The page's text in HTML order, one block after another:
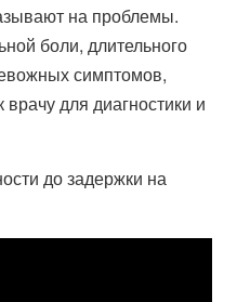
на проблемы.
боли, длительного
симптомов,
врачу для диагностики и
до задержки на